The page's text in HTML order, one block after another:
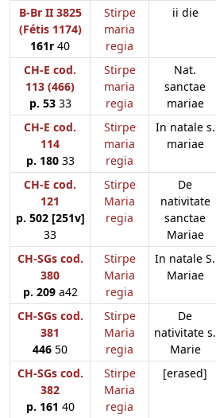
B-Br II 3825
(Fétis 1174)
161r 40
Stirpe
maria
regia
ii die
CH-E cod.
113 (466)
p. 5333
Stirpe
maria
regia
Nat.
sanctae
mariae
CH-E cod.
114
p. 18033
Stirpe
maria
regia
In natale s.
mariae
CH-E cod.
121
p. 502 [251v]
33
Stirpe
Maria
regia
De
nativitate
sanctae
Mariae
CH-SGs cod.
380
p. 209a42
Stirpe
Maria
regia
In natale S.
Mariae
CH-SGs cod.
381
446 50
Stirpe
Maria
regia
De
nativitate s.
Marie
CH-SGs cod.
382
p. 161 40
Stirpe
Maria
regia
[erased]